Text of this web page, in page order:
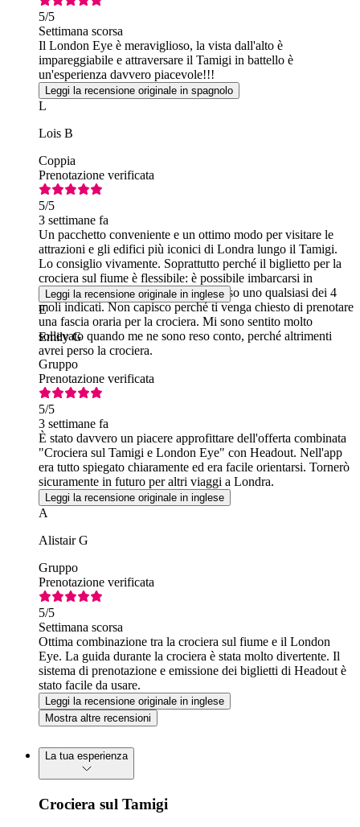
5/5
Settimana scorsa
Il London Eye è meraviglioso, la vista dall'alto è
impareggiabile e attraversare il Tamigi in battello è
un'esperienza davvero piacevole!!!
Leggi la recensione originale in spagnolo
L
Lois B
Coppia
Prenotazione verificata
5/5
3 settimane fa
Un pacchetto conveniente e un ottimo modo per visitare le
attrazioni e gli edifici più iconici di Londra lungo il Tamigi.
Lo consiglio vivamente. Soprattutto perché il biglietto per la
crociera sul fiume è flessibile: è possibile imbarcarsi in
qualsiasi momento della giornata presso uno qualsiasi dei 4
moli indicati. Non capisco perché ti venga chiesto di prenotare
una fascia oraria per la crociera. Mi sono sentito molto
sollevato quando me ne sono reso conto, perché altrimenti
avrei perso la crociera.
Leggi la recensione originale in inglese
E
Emily G
Gruppo
Prenotazione verificata
5/5
3 settimane fa
È stato davvero un piacere approfittare dell'offerta combinata
"Crociera sul Tamigi e London Eye" con Headout. Nell'app
era tutto spiegato chiaramente ed era facile orientarsi. Tornerò
sicuramente in futuro per altri viaggi a Londra.
Leggi la recensione originale in inglese
A
Alistair G
Gruppo
Prenotazione verificata
5/5
Settimana scorsa
Ottima combinazione tra la crociera sul fiume e il London
Eye. La guida durante la crociera è stata molto divertente. Il
sistema di prenotazione e emissione dei biglietti di Headout è
stato facile da usare.
Leggi la recensione originale in inglese
Mostra altre recensioni
La tua esperienza
Crociera sul Tamigi